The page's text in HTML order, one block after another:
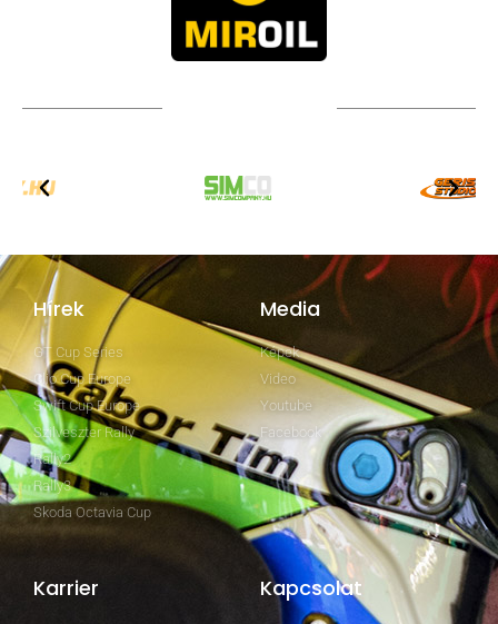
Hírek
GT Cup Series
Clio Cup Europe
Swift Cup Europe
Szilveszter Rally
Rally2
Rally3
Skoda Octavia Cup
Media
Képek
Video
Youtube
Facebook
Karrier Kapcsolat